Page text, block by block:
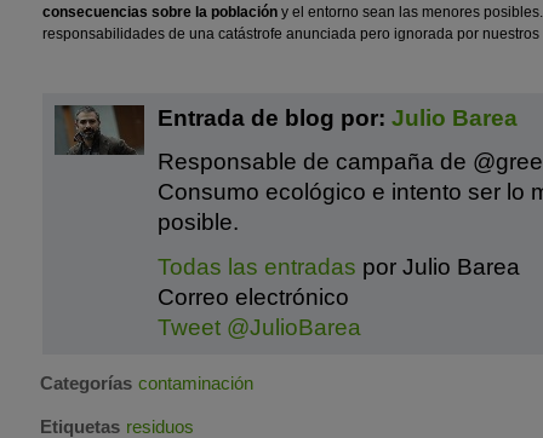
consecuencias sobre la población y el entorno sean las menores
responsabilidades de una catástrofe anunciada pero ignorada por nuestros
Entrada de blog por: Julio Barea
Responsable de campaña de
Consumo ecológico e intento ser lo
posible.
Todas las entradas por Julio Barea
Correo electrónico
Tweet @JulioBarea
Categorías contaminación
Etiquetas residuos